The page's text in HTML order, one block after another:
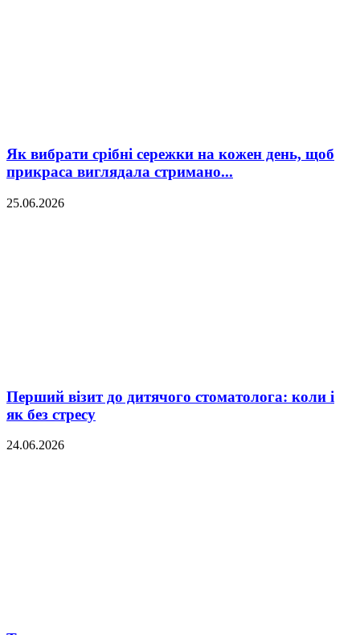
Як вибрати срібні сережки на кожен день, щоб
прикраса виглядала стримано...
25.06.2026
Перший візит до дитячого стоматолога: коли і
як без стресу
24.06.2026